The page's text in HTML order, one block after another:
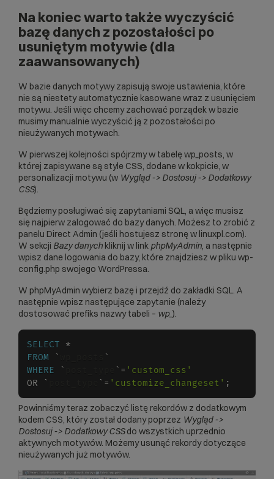
Na koniec warto także wyczyścić
bazę danych z pozostałości po
usuniętym motywie (dla
zaawansowanych)
W bazie danych motywy zapisują swoje ustawienia, które
nie są niestety automatycznie kasowane wraz z usunięciem
motywu. Jeśli więc chcemy zachować porządek w bazie
musimy manualnie wyczyścić ją z pozostałości po
nieużywanych motywach.
W pierwszej kolejności spójrzmy w tabelę wp_posts, w
której zapisywane są style CSS, dodane w kokpicie, w
personalizacji motywu (w Wygląd -> Dostosuj -> Dodatkowy
CSS).
Będziemy posługiwać się zapytaniami SQL, a więc musisz
się najpierw zalogować do bazy danych. Możesz to zrobić z
panelu Direct Admin (jeśli hostujesz stronę w linuxpl.com).
W sekcji Bazy danych kliknij w link phpMyAdmin, a następnie
wpisz dane logowania do bazy, które znajdziesz w pliku wp-
config.php swojego WordPressa.
W phpMyAdmin wybierz bazę i przejdź do zakładki SQL. A
następnie wpisz następujące zapytanie (należy
dostosować prefiks nazwy tabeli – wp_ ).
SELECT
*
FROM
`
`
WHERE
` ` = 'custom_css'
OR
` ` = 'customize_changeset' ;
Powinniśmy teraz zobaczyć listę rekordów z dodatkowym
kodem CSS, który został dodany poprzez Wygląd ->
Dostosuj -> Dodatkowy CSSdo wszystkich uprzednio
aktywnych motywów. Możemy usunąć rekordy dotyczące
nieużywanych już motywów.